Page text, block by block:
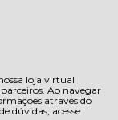
loja virtual
Ao navegar
através do
dúvidas, acesse